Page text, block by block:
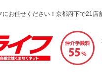
お任せください！京都府下で21店